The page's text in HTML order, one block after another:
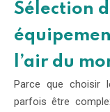
Sélection
l’air du
Parce que choisir
parfois être